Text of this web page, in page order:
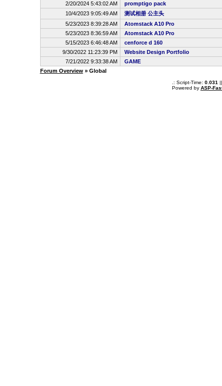
2/20/2024 5:43:02 AM
promptigo pack
10/4/2023 9:05:49 AM
测试相册 公主头
5/23/2023 8:39:28 AM
Atomstack A10 Pro
5/23/2023 8:36:59 AM
Atomstack A10 Pro
5/15/2023 6:46:48 AM
cenforce d 160
9/30/2022 11:23:39 PM
Website Design Portfolio
7/21/2022 9:33:38 AM
GAME
Forum Overview» Global
.: Script-Time: 0.031
Powered by ASP-